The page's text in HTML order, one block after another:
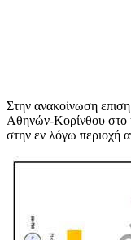
Στην ανακοίνωση
Αθηνών-Κορίνθου στο
στην εν λόγω περιοχή